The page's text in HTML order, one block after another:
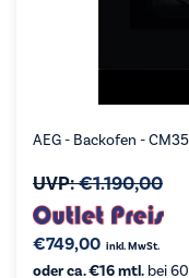
AEG - Backofen -
UVP:€1.190,00
€749,00 inkl. MwSt.
oder ca. €16 mtl. bei